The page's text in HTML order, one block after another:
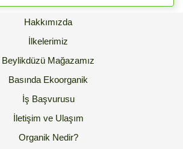
Hakkımızda
İlkelerimiz
Beylikdüzü Mağazamız
Basında Ekoorganik
İş Başvurusu
İletişim ve Ulaşım
Organik Nedir?